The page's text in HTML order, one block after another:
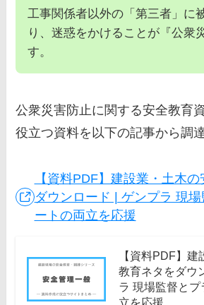
工事関係者以外の「第三者」に
り、迷惑をかけることが『公衆
す。
公衆災害防止に関する安全教育
役立つ資料を以下の記事から調
【資料PDF】建設業・土木
ダウンロード | ゲンプラ 現
ートの両立を応援
【資料PDF】
教育ネタをダウ
ラ 現場監督と